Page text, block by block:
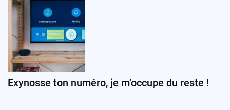
Exynosse ton numéro, je m’occupe du reste !